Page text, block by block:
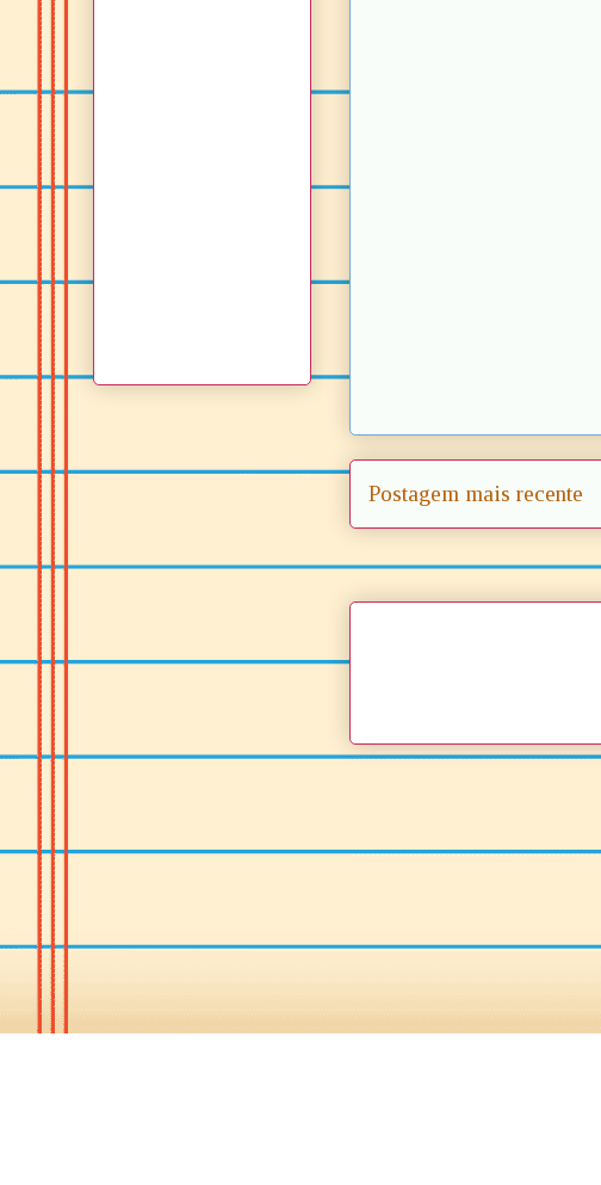
Postagem mais recente